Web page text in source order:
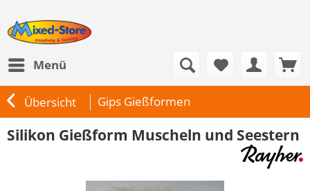
Menü
Übersicht Gips Gießformen
Silikon Gießform Muscheln und Seestern